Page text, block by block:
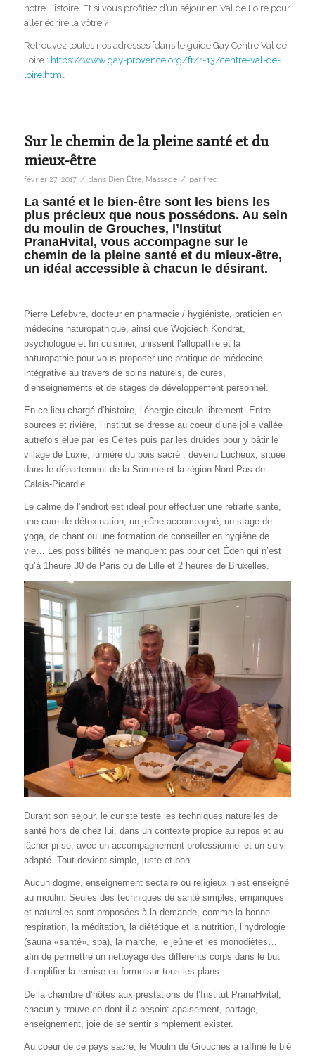
notre Histoire. Et si vous profitiez d’un séjour en Val de Loire pour
aller écrire la vôtre ?
Retrouvez toutes nos adresses fdans le guide Gay Centre Val de
Loire : https://www.gay-provence.org/fr/r-13/centre-val-de-
loire.html
Sur le chemin de la pleine santé et du
mieux-être
février 27, 2017 / dans Bien Être, Massage / par fred
La santé et le bien-être sont les biens les
plus précieux que nous possédons. Au sein
du moulin de Grouches, l’Institut
PranaHvital, vous accompagne sur le
chemin de la pleine santé et du mieux-être,
un idéal accessible à chacun le désirant.
Pierre Lefebvre, docteur en pharmacie / hygiéniste, praticien en
médecine naturopathique, ainsi que Wojciech Kondrat,
psychologue et fin cuisinier, unissent l’allopathie et la
naturopathie pour vous proposer une pratique de médecine
intégrative au travers de soins naturels, de cures,
d’enseignements et de stages de développement personnel.
En ce lieu chargé d’histoire, l’énergie circule librement. Entre
sources et rivière, l’institut se dresse au coeur d’une jolie vallée
autrefois élue par les Celtes puis par les druides pour y bâtir le
village de Luxie, lumière du bois sacré , devenu Lucheux, située
dans le département de la Somme et la région Nord-Pas-de-
Calais-Picardie.
Le calme de l’endroit est idéal pour effectuer une retraite santé,
une cure de détoxination, un jeûne accompagné, un stage de
yoga, de chant ou une formation de conseiller en hygiène de
vie… Les possibilités ne manquent pas pour cet Éden qui n’est
qu’à 1heure 30 de Paris ou de Lille et 2 heures de Bruxelles.
Durant son séjour, le curiste teste les techniques naturelles de
santé hors de chez lui, dans un contexte propice au repos et au
lâcher prise, avec un accompagnement professionnel et un suivi
adapté. Tout devient simple, juste et bon.
Aucun dogme, enseignement sectaire ou religieux n’est enseigné
au moulin. Seules des techniques de santé simples, empiriques
et naturelles sont proposées à la demande, comme la bonne
respiration, la méditation, la diététique et la nutrition, l’hydrologie
(sauna «santé», spa), la marche, le jeûne et les monodiètes…
afin de permettre un nettoyage des différents corps dans le but
d’amplifier la remise en forme sur tous les plans.
De la chambre d’hôtes aux prestations de l’Institut PranaHvital,
chacun y trouve ce dont il a besoin: apaisement, partage,
enseignement, joie de se sentir simplement exister.
Au coeur de ce pays sacré, le Moulin de Grouches a raffiné le blé